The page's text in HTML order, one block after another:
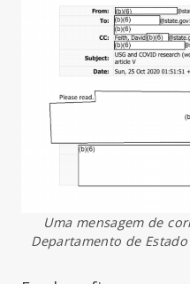
Uma mensagem de
Departamento de